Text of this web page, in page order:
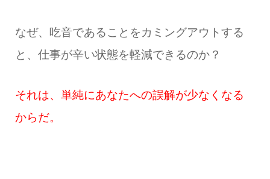
なぜ、吃音であることをカミングアウトする
と、仕事が辛い状態を軽減できるのか？
それは、単純にあなたへの誤解が少なくなる
からだ。